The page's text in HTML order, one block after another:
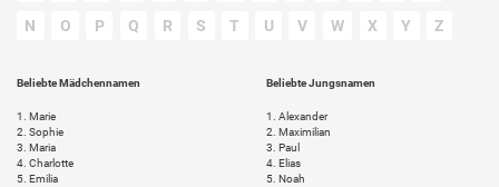
N O P Q R S T U V W X Y Z
Beliebte Mädchennamen
1.
Marie
2. Sophie
3. Maria
4. Charlotte
5. Emilia
Beliebte Jungsnamen
1.
Alexander
2. Maximilian
3. Paul
4. Elias
5. Noah